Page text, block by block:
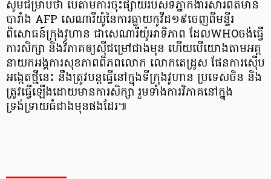
សូមជម្រាបថា បើតាមការចុះផ្សាយរបស់ទីភ្នាក់ងារសារព័ត៌មាន
បារាំង AFP សេណារីយ៉ូនៃ​ការធ្លាយកូវីដ១៩ចេញពីមន្ទីរ
ពិសោធន៍ក្រុងវូហាន ជាសេណារីយ៉ូអាទិភាព ដែលWHOចង់ធ្វើ
ការសិក្សា និងវិភាគឲ្យស៊ីជម្រៅជាងមុន ហើយបើ​យោង​តាម​អគ្គ
នាយក​​អង្គការ​សុខភាព​ពិភពលោក លោក​តេដ្រូស ផែនការ​ស៊ើប
អង្កេត​ថ្មី​នេះ ​នឹង​ត្រូវ​បន្ត​ធ្វើ​នៅ​ក្នុង​ទីក្រុង​វូហាន ប្រទេស​ចិន និង​
ត្រូវ​ធ្វើ​ឡើង​ដោយ​មាន​ការ​សិក្សា រួម​ទាំង​ការ​វិភាគ​នៅ​ក្នុង​
ទ្រង់ទ្រាយ​ធំ​ជាង​មុនផងដែរ៕